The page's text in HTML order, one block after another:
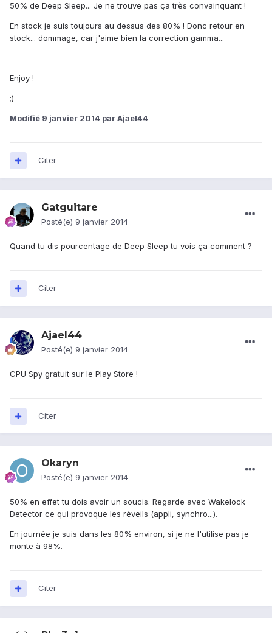
50% de Deep Sleep... Je ne trouve pas ça très convainquant !
En stock je suis toujours au dessus des 80% ! Donc retour en
stock... dommage, car j'aime bien la correction gamma...
Enjoy !
;)
Modifié 9 janvier 2014 par Ajael44
Citer
Gatguitare
Posté(e) 9 janvier 2014
Quand tu dis pourcentage de Deep Sleep tu vois ça comment ?
Citer
Ajael44
Posté(e) 9 janvier 2014
CPU Spy gratuit sur le Play Store !
Citer
Okaryn
Posté(e) 9 janvier 2014
50% en effet tu dois avoir un soucis. Regarde avec Wakelock
Detector ce qui provoque les réveils (appli, synchro...).
En journée je suis dans les 80% environ, si je ne l'utilise pas je
monte à 98%.
Citer